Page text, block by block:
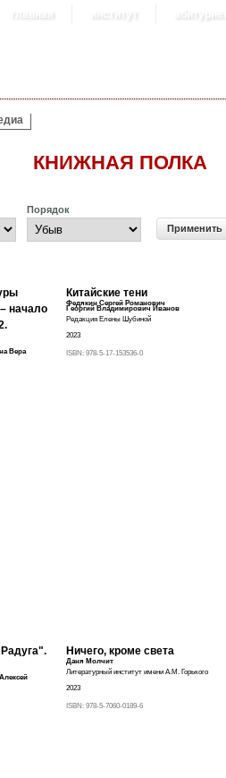
главная институт
КНИЖНАЯ ПОЛКА
Порядок
начало
Вера
Китайские тени
Федякин Сергей Романович
Георгий Владимирович Иванов
Редакция Елены Шубиной
2023
ISBN: 978-5-17-153536-0
Ничего, кроме света
Даня Молчит
Литературный институт имени А.М. Горького
2023
ISBN: 978-5-7060-0189-6